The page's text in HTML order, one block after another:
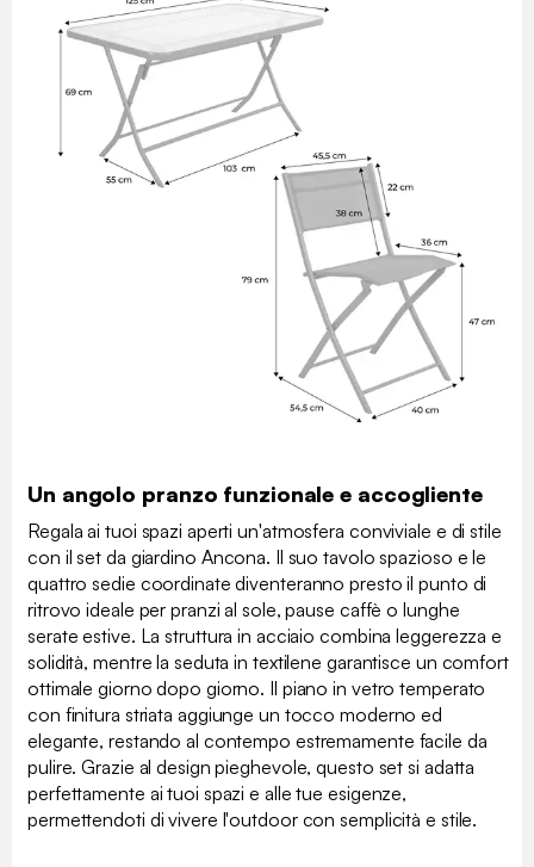
Un angolo pranzo funzionale e accogliente
Regala ai tuoi spazi aperti un'atmosfera conviviale e di stile
con il set da giardino Ancona. Il suo tavolo spazioso e le
quattro sedie coordinate diventeranno presto il punto di
ritrovo ideale per pranzi al sole, pause caffè o lunghe
serate estive. La struttura in acciaio combina leggerezza e
solidità, mentre la seduta in textilene garantisce un comfort
ottimale giorno dopo giorno. Il piano in vetro temperato
con finitura striata aggiunge un tocco moderno ed
elegante, restando al contempo estremamente facile da
pulire. Grazie al design pieghevole, questo set si adatta
perfettamente ai tuoi spazi e alle tue esigenze,
permettendoti di vivere l'outdoor con semplicità e stile.